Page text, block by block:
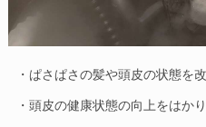
・ぱさぱさの髪や頭皮の状態を改
・頭皮の健康状態の向上をはか